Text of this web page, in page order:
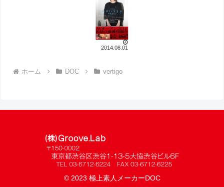
2014.08.01
ホーム DOC vertigo
© 2023 極上素人メーカーDOC